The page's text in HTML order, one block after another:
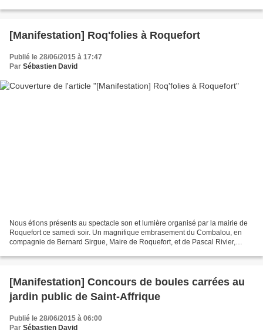
[Manifestation] Roq'folies à Roquefort
Publié le 28/06/2015 à 17:47
Par Sébastien David
Nous étions présents au spectacle son et lumière organisé par la mairie de
Roquefort ce samedi soir. Un magnifique embrasement du Combalou, en
compagnie de Bernard Sirgue, Maire de Roquefort, et de Pascal Rivier,
[Manifestation] Concours de boules carrées au
jardin public de Saint-Affrique
Publié le 28/06/2015 à 06:00
Par Sébastien David